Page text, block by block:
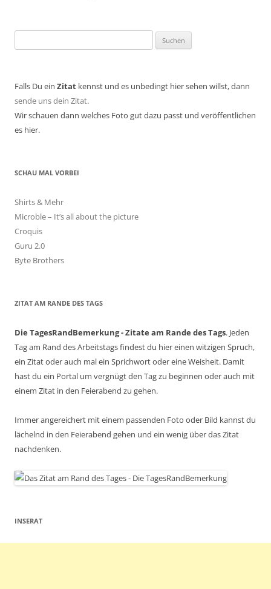
nach:
Falls Du ein Zitat kennst und es unbedingt hier sehen willst, dann
sende uns dein Zitat.
Wir schauen dann welches Foto gut dazu passt und veröffentlichen
es hier.
SCHAU MAL VORBEI
Shirts & Mehr
Microble – It’s all about the picture
Croquis
Guru 2.0
Byte Brothers
ZITAT AM RANDE DES TAGS
Die TagesRandBemerkung - Zitate am Rande des Tags. Jeden
Tag am Rand des Arbeitstags findest du hier einen witzigen Spruch,
ein Zitat oder auch mal ein Sprichwort oder eine Weisheit. Damit
hast du ein Portal um vergnügt den Tag zu beginnen oder auch mit
einem Zitat in den Feierabend zu gehen.
Immer angereichert mit einem passenden Foto oder Bild kannst du
lächelnd in den Feierabend gehen und ein wenig über das Zitat
nachdenken.
INSERAT